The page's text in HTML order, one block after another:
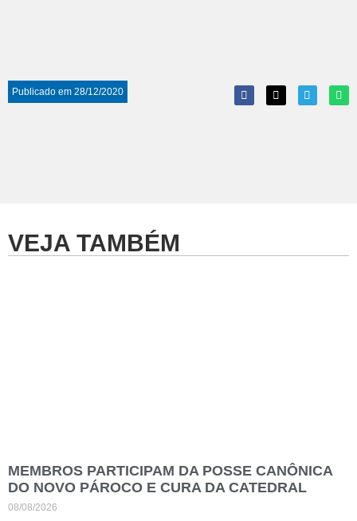
Publicado em 28/12/2020
VEJA TAMBÉM
MEMBROS PARTICIPAM DA POSSE CANÔNICA
DO NOVO PÁROCO E CURA DA CATEDRAL
08/08/2026